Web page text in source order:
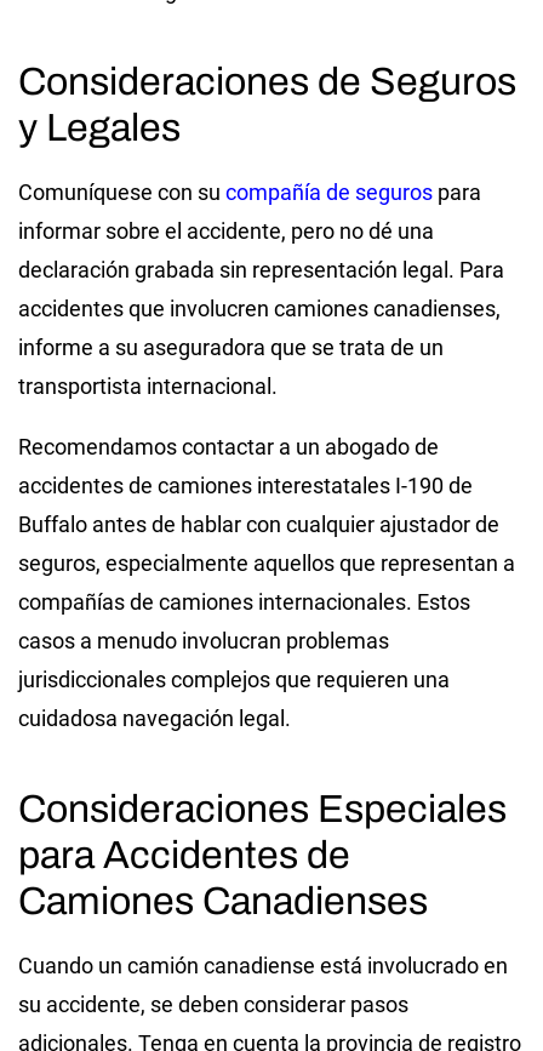
Consideraciones de Seguros
y Legales
Comuníquese con su compañía de seguros para
informar sobre el accidente, pero no dé una
declaración grabada sin representación legal. Para
accidentes que involucren camiones canadienses,
informe a su aseguradora que se trata de un
transportista internacional.
Recomendamos contactar a un abogado de
accidentes de camiones interestatales I-190 de
Buffalo antes de hablar con cualquier ajustador de
seguros, especialmente aquellos que representan a
compañías de camiones internacionales. Estos
casos a menudo involucran problemas
jurisdiccionales complejos que requieren una
cuidadosa navegación legal.
Consideraciones Especiales
para Accidentes de
Camiones Canadienses
Cuando un camión canadiense está involucrado en
su accidente, se deben considerar pasos
adicionales. Tenga en cuenta la provincia de registro